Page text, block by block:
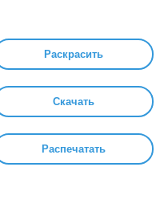
Раскрасить
Скачать
Распечатать